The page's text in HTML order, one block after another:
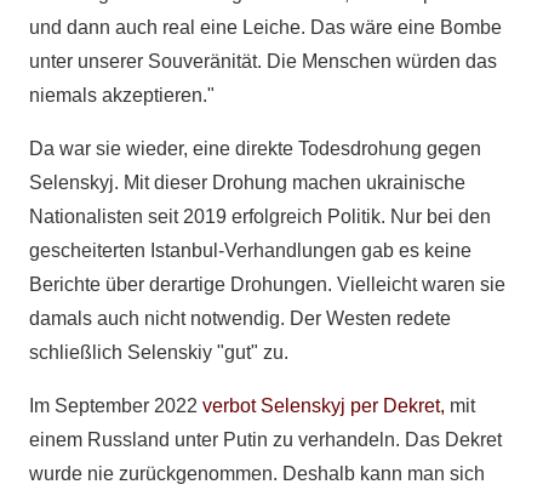
und dann auch real eine Leiche. Das wäre eine Bombe
unter unserer Souveränität. Die Menschen würden das
niemals akzeptieren."
Da war sie wieder, eine direkte Todesdrohung gegen
Selenskyj. Mit dieser Drohung machen ukrainische
Nationalisten seit 2019 erfolgreich Politik. Nur bei den
gescheiterten Istanbul-Verhandlungen gab es keine
Berichte über derartige Drohungen. Vielleicht waren sie
damals auch nicht notwendig. Der Westen redete
schließlich Selenskiy "gut" zu.
Im September 2022 verbot Selenskyj per Dekret, mit
einem Russland unter Putin zu verhandeln. Das Dekret
wurde nie zurückgenommen. Deshalb kann man sich